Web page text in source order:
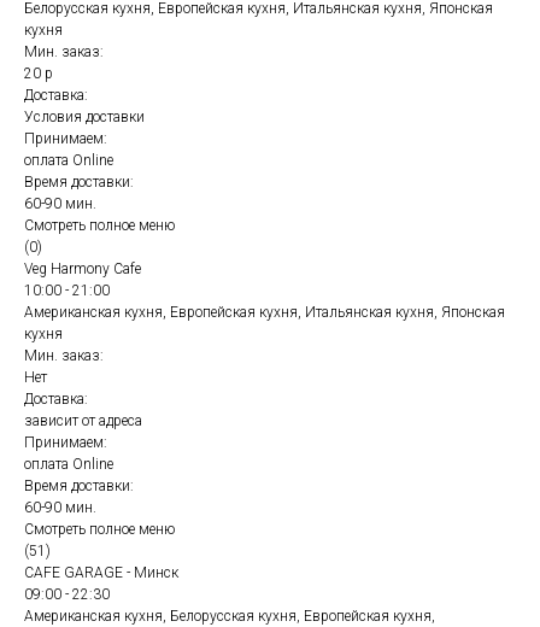
Белорусская кухня, Европейская кухня, Итальянская кухня, Японская
кухня
Мин. заказ:
20 р
Доставка:
Условия доставки
Принимаем:
оплата Online
Время доставки:
60-90 мин.
Смотреть полное меню
(0)
Veg Harmony Cafe
10:00 - 21:00
Американская кухня, Европейская кухня, Итальянская кухня, Японская
кухня
Мин. заказ:
Нет
Доставка:
зависит от адреса
Принимаем:
оплата Online
Время доставки:
60-90 мин.
Смотреть полное меню
(51)
CAFE GARAGE - Минск
09:00 - 22:30
Американская кухня, Белорусская кухня, Европейская кухня,